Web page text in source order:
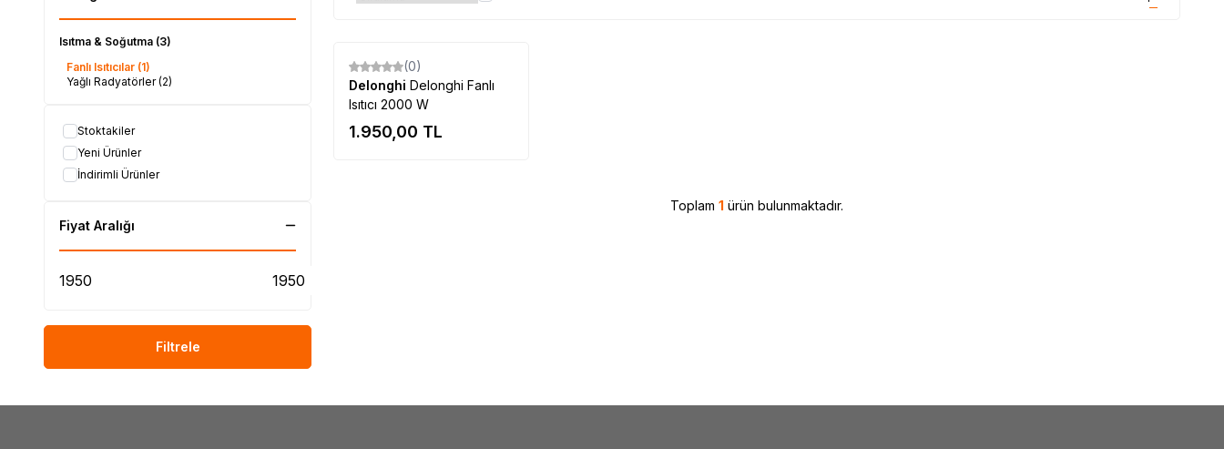
Isıtma & Soğutma (3)
Fanlı Isıtıcılar (1)
Yağlı Radyatörler(2)
Stoktakiler
Yeni Ürünler
İndirimli Ürünler
Fiyat Aralığı
Filtrele
(0)
Delonghi Delonghi Fanlı
Isıtıcı 2000 W
1.950,00 TL
Toplam 1 ürün bulunmaktadır.